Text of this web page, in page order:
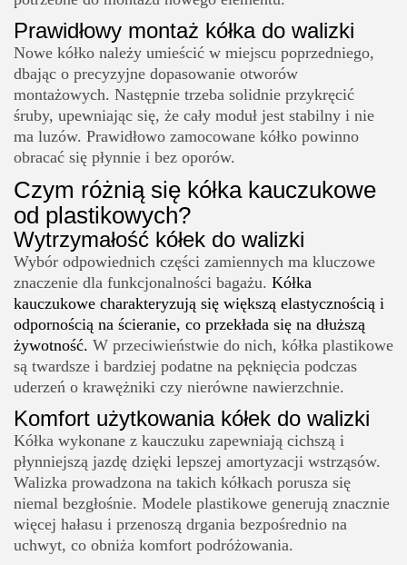
Prawidłowy montaż kółka do walizki
Nowe kółko należy umieścić w miejscu poprzedniego,
dbając o precyzyjne dopasowanie otworów
montażowych. Następnie trzeba solidnie przykręcić
śruby, upewniając się, że cały moduł jest stabilny i nie
ma luzów. Prawidłowo zamocowane kółko powinno
obracać się płynnie i bez oporów.
Czym różnią się kółka kauczukowe
od plastikowych?
Wytrzymałość kółek do walizki
Wybór odpowiednich części zamiennych ma kluczowe
znaczenie dla funkcjonalności bagażu. Kółka
kauczukowe charakteryzują się większą elastycznością i
odpornością na ścieranie, co przekłada się na dłuższą
żywotność. W przeciwieństwie do nich, kółka plastikowe
są twardsze i bardziej podatne na pęknięcia podczas
uderzeń o krawężniki czy nierówne nawierzchnie.
Komfort użytkowania kółek do walizki
Kółka wykonane z kauczuku zapewniają cichszą i
płynniejszą jazdę dzięki lepszej amortyzacji wstrząsów.
Walizka prowadzona na takich kółkach porusza się
niemal bezgłośnie. Modele plastikowe generują znacznie
więcej hałasu i przenoszą drgania bezpośrednio na
uchwyt, co obniża komfort podróżowania.